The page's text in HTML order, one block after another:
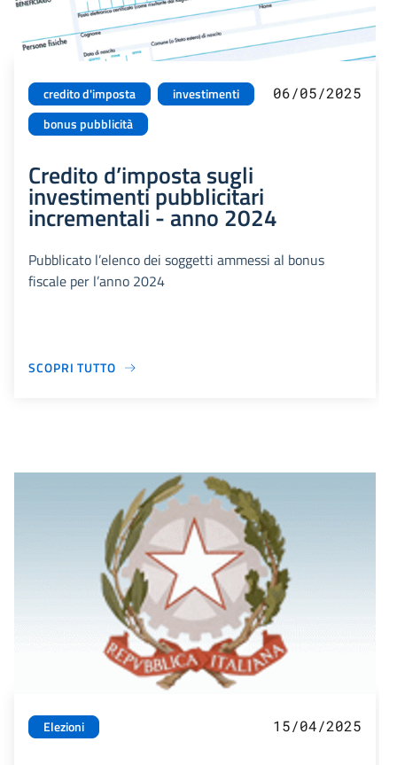
credito d'imposta
investimenti
bonus pubblicità
06/05/2025
Credito d’imposta sugli
investimenti pubblicitari
incrementali - anno 2024
Pubblicato l’elenco dei soggetti ammessi al bonus
fiscale per l’anno 2024
SCOPRI TUTTO
Elezioni 15/04/2025